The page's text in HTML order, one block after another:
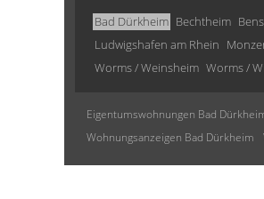
Bad Dürkheim Bechtheim
Ludwigshafen am Rhein
Worms / Weinsheim Worms /
Eigentumswohnungen Bad
Wohnungsanzeigen Bad Dürkheim